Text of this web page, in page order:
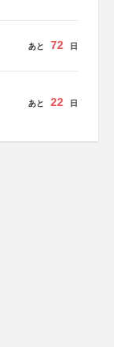
あと 72 日
あと 22 日